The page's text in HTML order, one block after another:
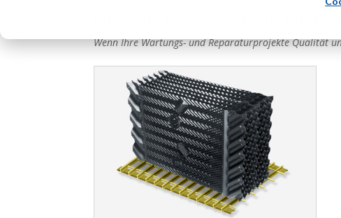
Jetzt sind Marley-Teile für Ihren
Wenn Ihre Wartungs- und Reparaturprojekte Qualität